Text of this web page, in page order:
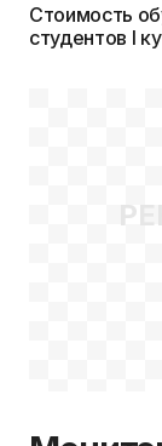
Стоимость
студентов I